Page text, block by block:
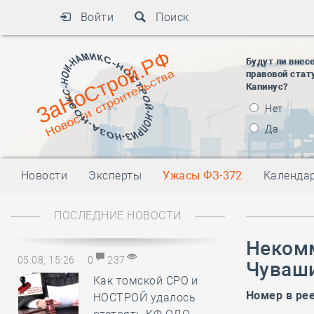
Войти Поиск
Будут ли
правовой
Капинус?
Нет
Да
Новости Эксперты Ужасы ФЗ-372
ПОСЛЕДНИЕ НОВОСТИ
05.08, 15:26 0 237
Как томской СРО и
НОСТРОЙ удалось
Номер в